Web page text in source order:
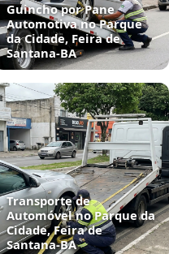
Guincho por Pane
Automotiva no Parque
da Cidade, Feira de
Santana‑BA
Transporte de
Automóvel no Parque da
Cidade, Feira de
Santana‑BA